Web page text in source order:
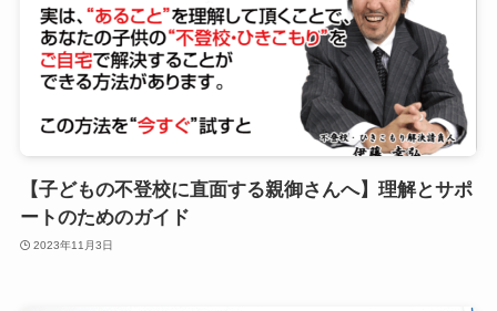
【子どもの不登校に直面する親御さんへ】理解とサポ
ートのためのガイド
2023年11月3日